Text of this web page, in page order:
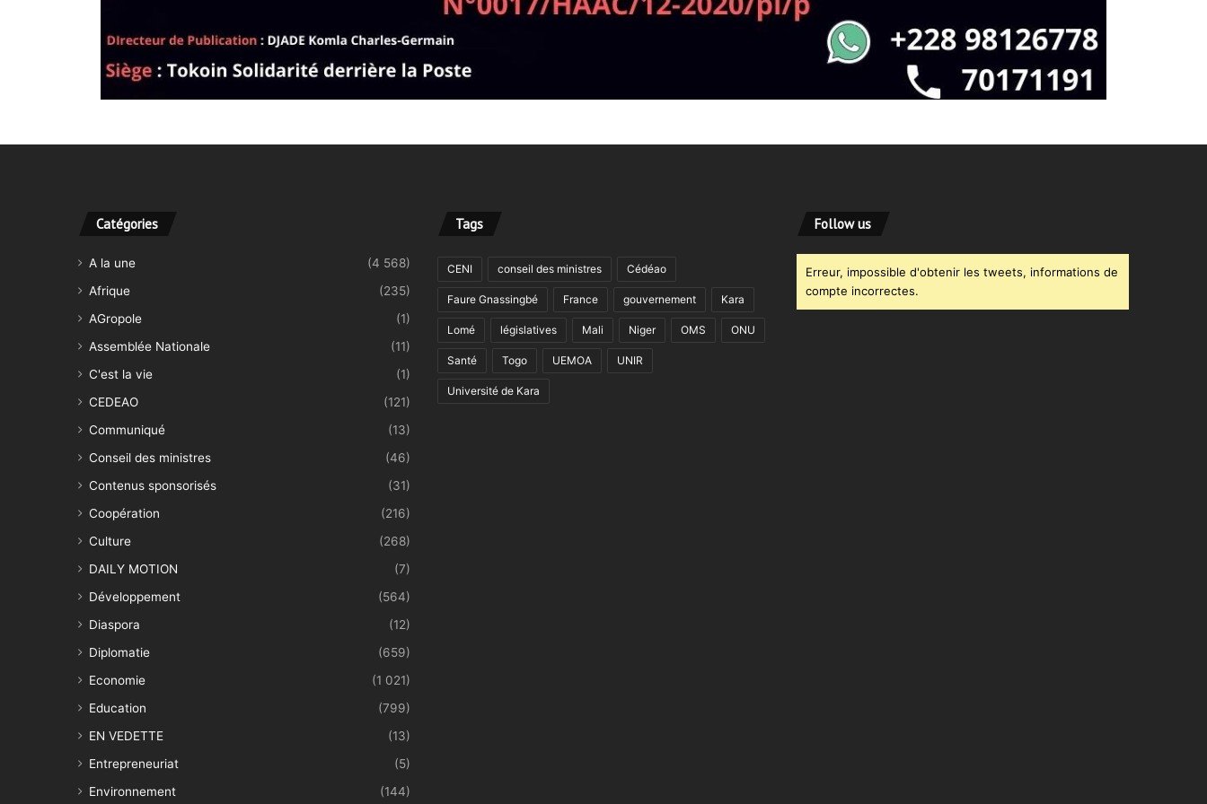
Catégories
A la une
(4 568)
Afrique
(235)
AGropole
(1)
Assemblée Nationale
(11)
C'est la vie
(1)
CEDEAO
(121)
Communiqué
(13)
Conseil des ministres
(46)
Contenus sponsorisés
(31)
Coopération
(216)
Culture
(268)
DAILY MOTION
(7)
Développement
(564)
Diaspora
(12)
Diplomatie
(659)
Economie
(1 021)
Education
(799)
EN VEDETTE
(13)
Entrepreneuriat
(5)
Environnement
(144)
Tags
CENI conseil des ministres Cédéao
Faure Gnassingbé France gouvernement Kara
Lomé législatives Mali Niger OMS ONU
Santé Togo UEMOA UNIR
Université de Kara
Follow us
Erreur, impossible d'obtenir les tweets, informations de
compte incorrectes.